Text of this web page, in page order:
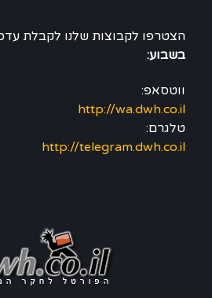
הצטרפו לקבוצות שלנו לקבלת
בשבוע:
ווטסאפ:
http://wa.dwh.co.il
טלגרם:
http://telegram.dwh.co.il